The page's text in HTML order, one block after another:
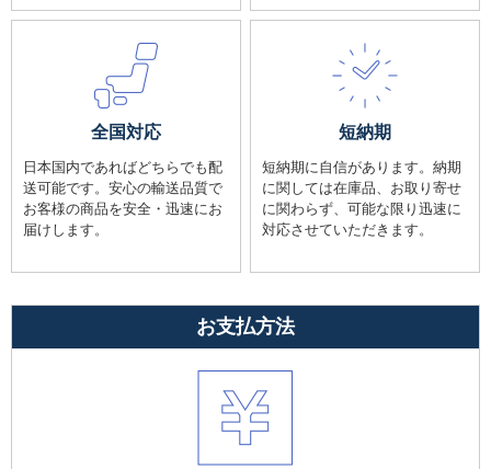
全国対応
日本国内であればどちらでも配
送可能です。安心の輸送品質で
お客様の商品を安全・迅速にお
届けします。
短納期
短納期に自信があります。納期
に関しては在庫品、お取り寄せ
に関わらず、可能な限り迅速に
対応させていただきます。
お支払方法